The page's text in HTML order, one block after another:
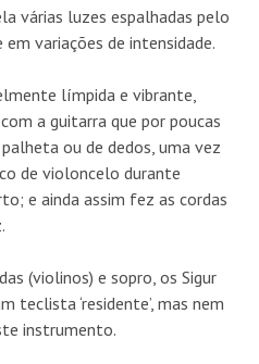
várias luzes espalhadas pelo
variações de intensidade.
límpida e vibrante,
a guitarra que por poucas
ou de dedos, uma vez
de violoncelo durante
e ainda assim fez as cordas
(violinos) e sopro, os Sigur
teclista ‘residente’, mas nem
instrumento.